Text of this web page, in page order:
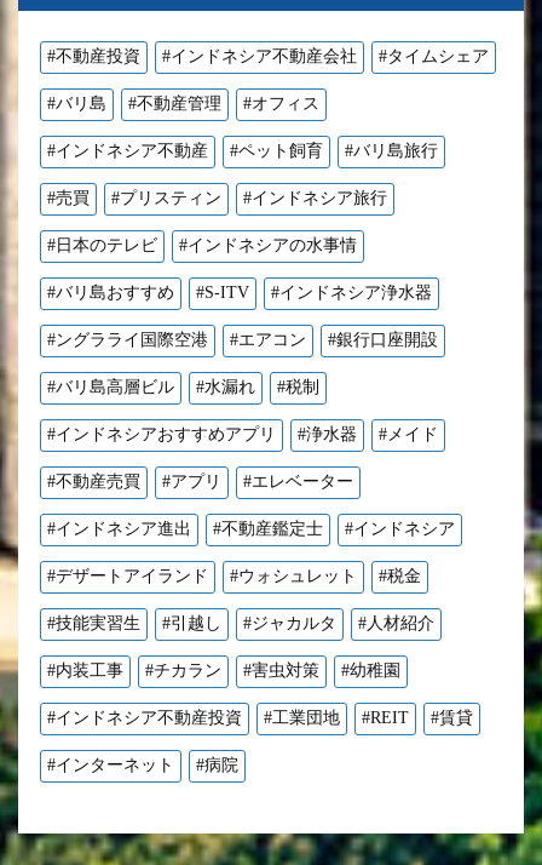
#不動産投資 #インドネシア不動産会社 #タイムシェア
#バリ島 #不動産管理 #オフィス
#インドネシア不動産 #ペット飼育 #バリ島旅行
#売買 #プリスティン #インドネシア旅行
#日本のテレビ #インドネシアの水事情
#バリ島おすすめ #S-ITV #インドネシア浄水器
#ングラライ国際空港 #エアコン #銀行口座開設
#バリ島高層ビル #水漏れ #税制
#インドネシアおすすめアプリ #浄水器 #メイド
#不動産売買 #アプリ #エレベーター
#インドネシア進出 #不動産鑑定士 #インドネシア
#デザートアイランド #ウォシュレット #税金
#技能実習生 #引越し #ジャカルタ #人材紹介
#内装工事 #チカラン #害虫対策 #幼稚園
#インドネシア不動産投資 #工業団地 #REIT #賃貸
#インターネット #病院